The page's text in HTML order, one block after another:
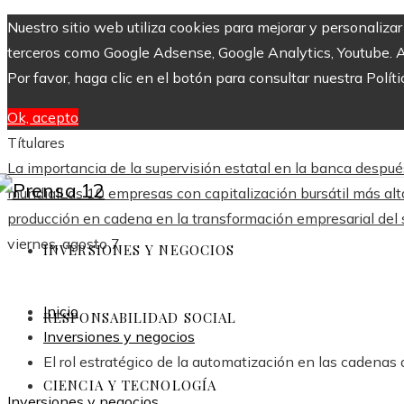
Nuestro sitio web utiliza cookies para mejorar y
terceros como Google Adsense, Google Analytics,
Por favor, haga clic en el botón para consultar nuestra
Ok, acepto
Títulares
La importancia de la supervisión estatal en la banca
mundialLas 10 empresas con capitalización bursátil más
producción en cadena en la transformación empresarial del
viernes, agosto 7
INVERSIONES Y NEGOCIOS
RESPONSABILIDAD SOCIAL
CIENCIA Y TECNOLOGÍA
Inicio
Inversiones y negocios
El rol estratégico de la automatización en las cadenas